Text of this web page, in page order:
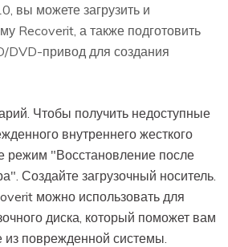
вы можете загрузить и
Recoverit, а также подготовить
DVD-привод для создания
Чтобы получить недоступные
внутреннего жесткого
режим "Восстановление после
Создайте загрузочный носитель.
можно использовать для
диска, который поможет вам
из поврежденной системы.